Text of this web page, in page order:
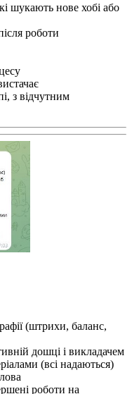
шукають нове хобі або
роботи
з відчутним
(штрихи, баланс,
дошці і викладачем
(всі надаються)
роботи на